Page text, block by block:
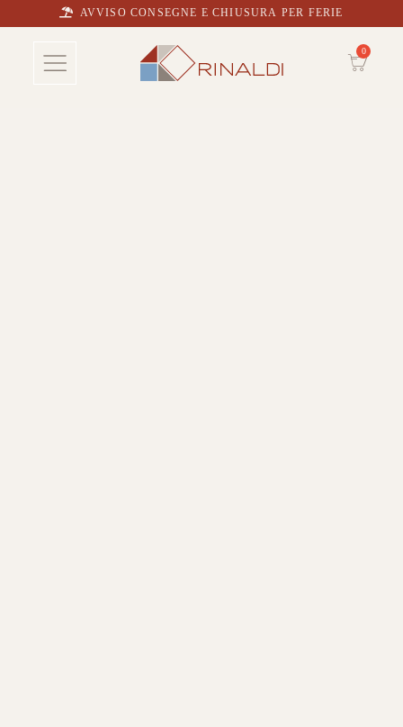
AVVISO CONSEGNE E CHIUSURA PER FERIE